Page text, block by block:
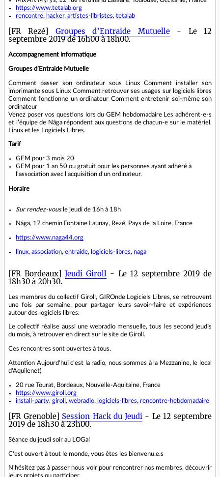
https://www.tetalab.org
rencontre, hacker, artistes-libristes, tetalab
[FR Rezé] Groupes d’Entraide Mutuelle- Le 12
septembre 2019 de 16h00 à 18h00.
Accompagnement informatique
Groupes d’Entraide Mutuelle
Comment passer son ordinateur sous Linux Comment installer son
imprimante sous Linux Comment retrouver ses usages sur logiciels libres
Comment fonctionne un ordinateur Comment entretenir soi-même son
ordinateur
Venez poser vos questions lors du GEM hebdomadaire Les adhérent-e-s
et l’équipe de Nâga répondent aux questions de chacun-e sur le matériel,
Linux et les Logiciels Libres.
Tarif
GEM pour 3 mois 20
GEM pour 1 an 50 ou gratuit pour les personnes ayant adhéré à
l'association avec l’acquisition d’un ordinateur.
Horaire
Sur rendez-vousle jeudi de 16h à 18h
Nâga, 17 chemin Fontaine Launay, Rezé, Pays de la Loire, France
https://www.naga44.org
linux, association, entraide, logiciels-libres, naga
[FR Bordeaux]Jeudi Giroll - Le 12 septembre 2019 de
18h30 à 20h30.
Les membres du collectif Giroll, GIROnde Logiciels Libres, se retrouvent
une fois par semaine, pour partager leurs savoir-faire et expériences
autour des logiciels libres.
Le collectif réalise aussi une webradio mensuelle, tous les second jeudis
du mois, à retrouver en direct sur le site de Giroll.
Ces rencontres sont ouvertes à tous.
Attention Aujourd'hui c'est la radio, nous sommes à la Mezzanine, le local
d'Aquilenet)
20 rue Tourat, Bordeaux, Nouvelle-Aquitaine, France
https://www.giroll.org
install-party, giroll , webradio, logiciels-libres, rencontre-hebdomadaire
[FR Grenoble] Session Hack du Jeudi - Le 12 septembre
2019 de 18h30 à 23h00.
Séance du jeudi soir au LOGal
C'est ouvert à tout le monde, vous êtes les bienvenu.e.s
N'hésitez pas à passer nous voir pour rencontrer nos membres, découvrir
leurs projets ou participer.